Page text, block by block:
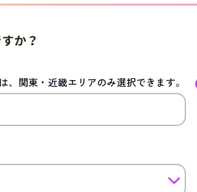
か？
、関東・近畿エリアのみ選択できます。